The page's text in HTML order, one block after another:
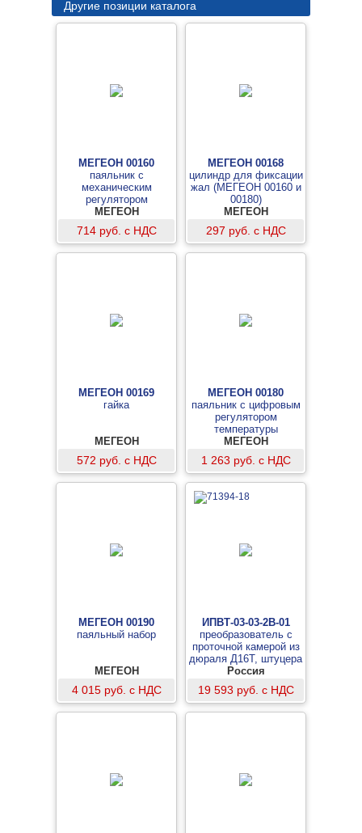
Другие позиции каталога
МЕГЕОН 00160
паяльник с
механическим
регулятором
температуры
МЕГЕОН
714 руб. с НДС
МЕГЕОН 00168
цилиндр для фиксации
жал (МЕГЕОН 00160 и
00180)
МЕГЕОН
297 руб. с НДС
МЕГЕОН 00169
гайка
МЕГЕОН
572 руб. с НДС
МЕГЕОН 00180
паяльник с цифровым
регулятором
температуры
МЕГЕОН
1 263 руб. с НДС
МЕГЕОН 00190
паяльный набор
МЕГЕОН
4 015 руб. с НДС
ИПВТ-03-03-2В-01
преобразователь с
проточной камерой из
дюраля Д16Т, штуцера
«Елочка», для
измерений при
температуре от -45 до +
60 °C
Россия
19 593 руб. с НДС